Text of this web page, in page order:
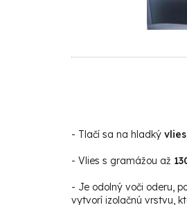
- Tlačí sa na hladký vlies
- Vlies s gramážou až
- Je odolný voči oderu,
vytvorí izolačnú vrstvu,